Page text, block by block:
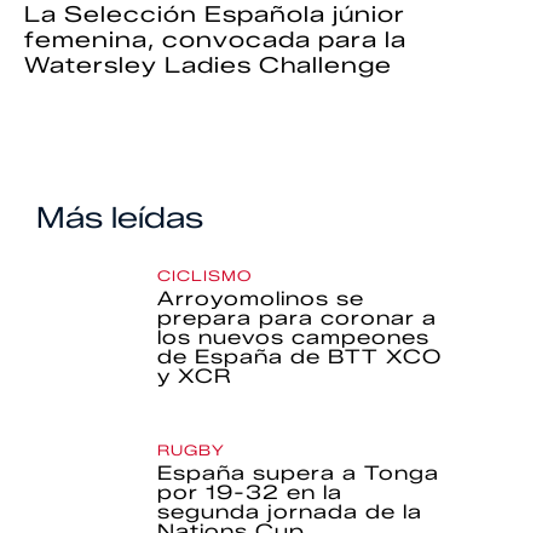
La Selección Española júnior
femenina, convocada para la
Watersley Ladies Challenge
Más leídas
CICLISMO
Arroyomolinos se
prepara para coronar a
los nuevos campeones
de España de BTT XCO
y XCR
RUGBY
España supera a Tonga
por 19-32 en la
segunda jornada de la